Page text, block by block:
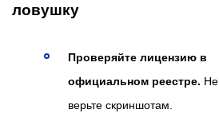
ловушку
Проверяйте лицензию в
официальном реестре. Не
верьте скриншотам.